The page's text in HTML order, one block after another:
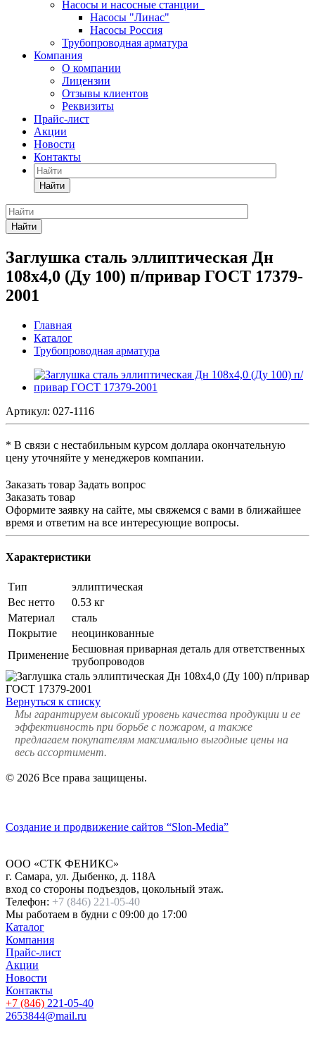
Насосы и насосные станции
Насосы "Линас"
Насосы Россия
Трубопроводная арматура
Компания
О компании
Лицензии
Отзывы клиентов
Реквизиты
Прайс-лист
Акции
Новости
Контакты
Найти
Найти
Заглушка сталь эллиптическая Дн
108х4,0 (Ду 100) п/привар ГОСТ 17379-
2001
Главная
Каталог
Трубопроводная арматура
Артикул: 027-1116
* В связи с нестабильным курсом доллара окончательную
цену уточняйте у менеджеров компании.
Заказать товар Задать вопрос
Заказать товар
Оформите заявку на сайте, мы свяжемся с вами в ближайшее
время и ответим на все интересующие вопросы.
Характеристики
Тип
эллиптическая
Вес нетто
0.53 кг
Материал
сталь
Покрытие
неоцинкованные
Применение
Бесшовная приварная деталь для ответственных
трубопроводов
Вернуться к списку
Мы гарантируем высокий уровень качества продукции и ее
эффективность при борьбе с пожаром, а также
предлагаем покупателям максимально выгодные цены на
весь ассортимент.
© 2026 Все права защищены.
Создание и продвижение сайтов “Slon-Media”
ООО «СТК ФЕНИКС»
г. Самара, ул. Дыбенко, д. 118А
вход со стороны подъездов, цокольный этаж.
Телефон: +7 (846) 221-05-40
Мы работаем в будни с 09:00 до 17:00
Каталог
Компания
Прайс-лист
Акции
Новости
Контакты
+7 (846) 221-05-40
2653844@mail.ru